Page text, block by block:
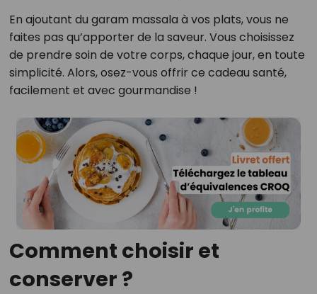
En ajoutant du garam massala à vos plats, vous ne
faites pas qu’apporter de la saveur. Vous choisissez
de prendre soin de votre corps, chaque jour, en toute
simplicité. Alors, osez-vous offrir ce cadeau santé,
facilement et avec gourmandise !
Comment choisir et
conserver ?